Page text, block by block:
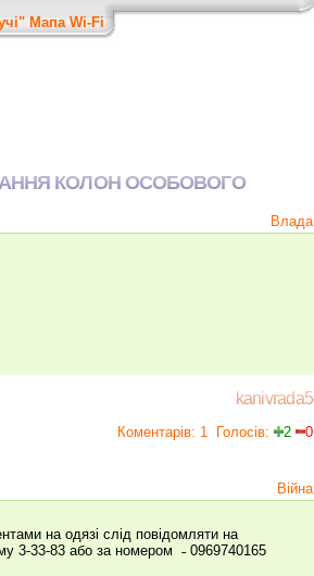
Мапа Wi-Fi
КОЛОН ОСОБОВОГО
Влада
kanivrada5
Коментарів: 1 Голосів: 2 0
Війна
на одязі слід повідомляти на
3-33-83 або за номером ˗ 0969740165